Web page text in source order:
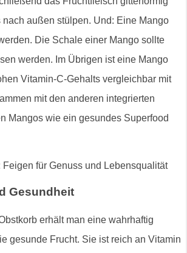
außen stülpen. Und: Eine Mango
Die Schale einer Mango sollte
werden. Im Übrigen ist eine Mango
Vitamin-C-Gehalts vergleichbar mit
mit den anderen integrierten
Mangos wie ein gesundes Superfood
Gesundheit
erhält man eine wahrhaftig
gesunde Frucht. Sie ist reich an Vitamin